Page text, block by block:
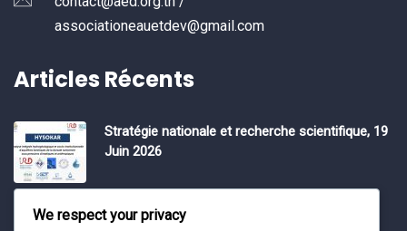
associationeauetdev@gmail.com
Articles Récents
Stratégie nationale et recherche scientifique, 19
Juin 2026
Water Expo 2026, 5,6 et 7 Mai 2026
We respect your privacy